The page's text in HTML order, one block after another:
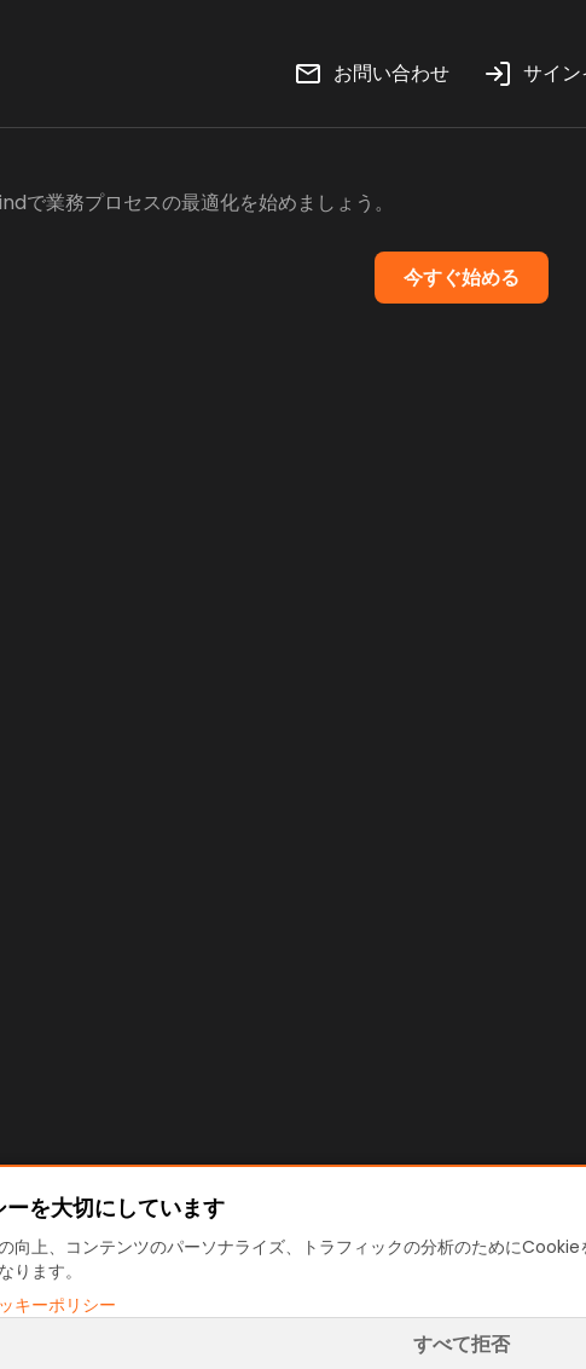
お問い合わせ サイン
で業務プロセスの最適化を始めましょう。
今すぐ始める
を大切にしています
向上、コンテンツのパーソナライズ、トラフィックの分析のために
ります。
キーポリシー
すべて拒否